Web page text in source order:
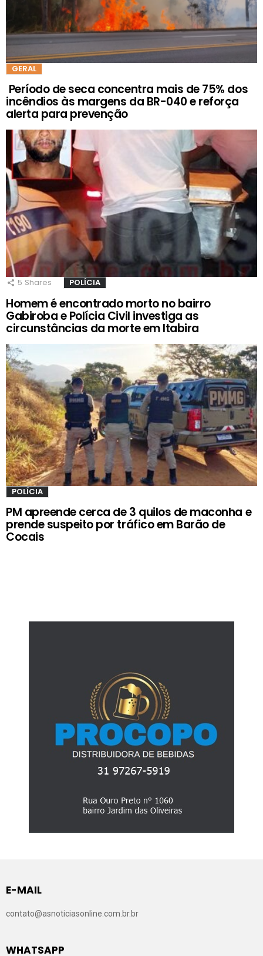
GERAL
Período de seca concentra mais de 75% dos
incêndios às margens da BR-040 e reforça
alerta para prevenção
5 Shares POLÍCIA
Homem é encontrado morto no bairro
Gabiroba e Polícia Civil investiga as
circunstâncias da morte em Itabira
POLÍCIA
PM apreende cerca de 3 quilos de maconha e
prende suspeito por tráfico em Barão de
Cocais
E-MAIL
contato@asnoticiasonline.com.br.br
WHATSAPP